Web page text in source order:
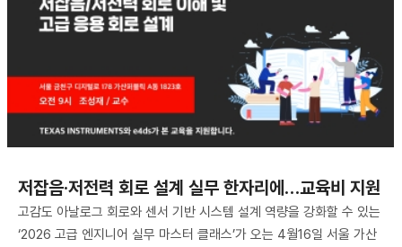
저잡음·저전력 회로 설계 실무 한자리에…교육비 지원
고감도 아날로그 회로와 센서 기반 시스템 설계 역량을 강화할 수 있는
‘2026 고급 엔지니어 실무 마스터 클래스’가 오는 4월16일 서울 가산